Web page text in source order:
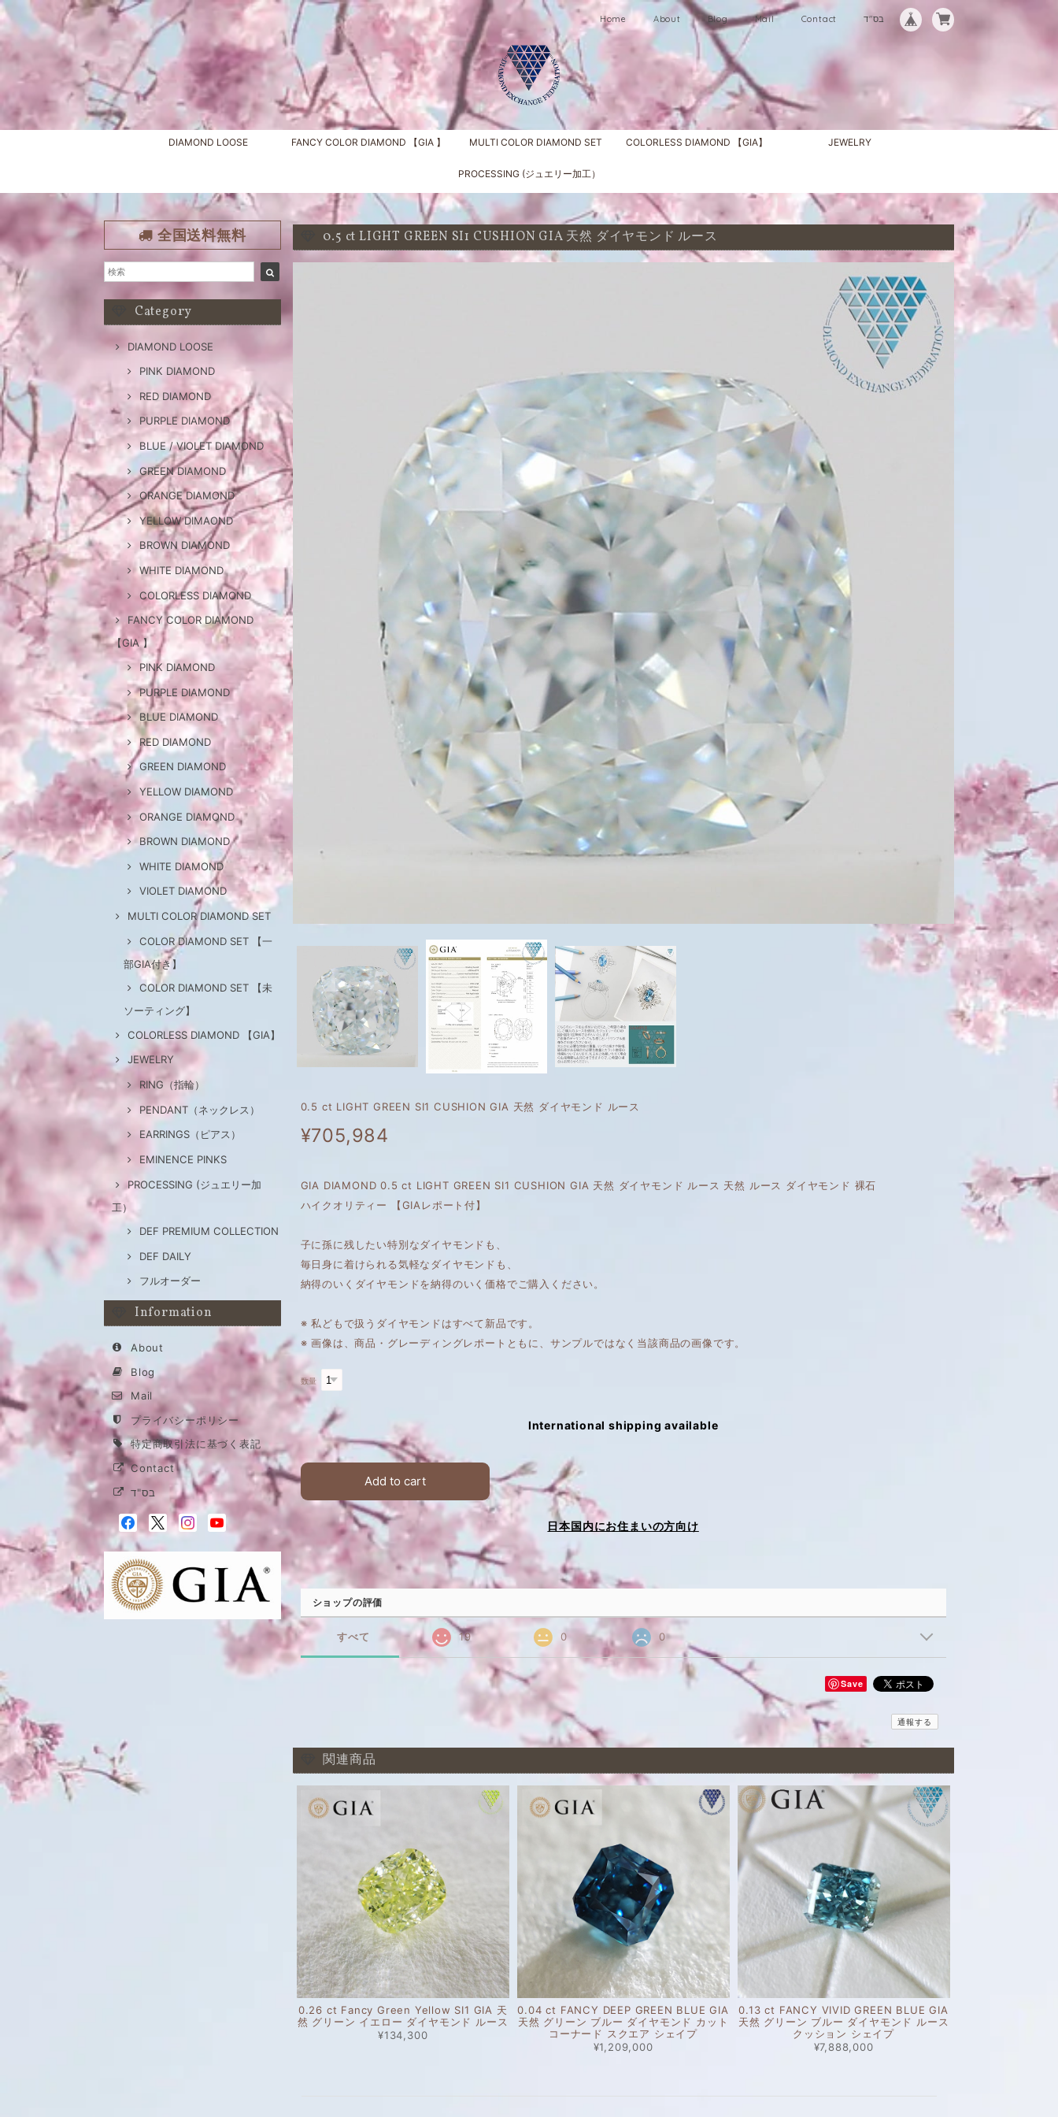
Home About Blog Mail Contact בס"ד
DIAMOND LOOSE FANCY COLOR DIAMOND 【GIA 】 MULTI COLOR DIAMOND SET COLORLESS DIAMOND 【GIA】 JEWELRY
PROCESSING (ジュエリー加工）
全国送料無料
Category
DIAMOND LOOSE
PINK DIAMOND
RED DIAMOND
PURPLE DIAMOND
BLUE / VIOLET DIAMOND
GREEN DIAMOND
ORANGE DIAMOND
YELLOW DIMAOND
BROWN DIAMOND
WHITE DIAMOND
COLORLESS DIAMOND
FANCY COLOR DIAMOND
【GIA 】
PINK DIAMOND
PURPLE DIAMOND
BLUE DIAMOND
RED DIAMOND
GREEN DIAMOND
YELLOW DIAMOND
ORANGE DIAMOND
BROWN DIAMOND
WHITE DIAMOND
VIOLET DIAMOND
MULTI COLOR DIAMOND SET
COLOR DIAMOND SET 【一
部GIA付き】
COLOR DIAMOND SET 【未
ソーティング】
COLORLESS DIAMOND 【GIA】
JEWELRY
RING（指輪）
PENDANT（ネックレス）
EARRINGS（ピアス）
EMINENCE PINKS
PROCESSING (ジュエリー加
工）
DEF PREMIUM COLLECTION
DEF DAILY
フルオーダー
Information
About
Blog
Mail
プライバシーポリシー
特定商取引法に基づく表記
Contact
בס"ד
0.5 ct LIGHT GREEN SI1 CUSHION GIA 天然 ダイヤモンド ルース
0.5 ct LIGHT GREEN SI1 CUSHION GIA 天然 ダイヤモンド ルース
¥705,984
GIA DIAMOND 0.5 ct LIGHT GREEN SI1 CUSHION GIA 天然 ダイヤモンド ルース 天然 ルース ダイヤモンド 裸石
ハイクオリティー 【GIAレポート付】
子に孫に残したい特別なダイヤモンドも、
毎日身に着けられる気軽なダイヤモンドも、
納得のいくダイヤモンドを納得のいく価格でご購入ください。
※ 私どもで扱うダイヤモンドはすべて新品です。
※ 画像は、商品・グレーディングレポートともに、サンプルではなく当該商品の画像です。
数量
International shipping available
Add to cart
日本国内にお住まいの方向け
ショップの評価
すべて 19 0 0
Save
通報する
関連商品
0.26 ct Fancy Green Yellow SI1 GIA 天
然 グリーン イエロー ダイヤモンド ルース
¥134,300
0.04 ct FANCY DEEP GREEN BLUE GIA
天然 グリーン ブルー ダイヤモンド カット
コーナード スクエア シェイプ
¥1,209,000
0.13 ct FANCY VIVID GREEN BLUE GIA
天然 グリーン ブルー ダイヤモンド ルース
クッション シェイプ
¥7,888,000